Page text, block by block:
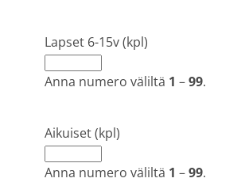
Lapset 6-15v (kpl)
Anna numero väliltä 1 –99.
Aikuiset (kpl)
Anna numero väliltä 1 –99.